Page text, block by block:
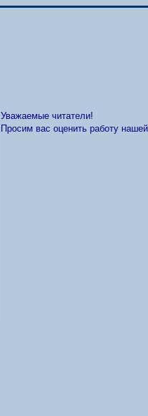
Уважаемые читатели!
Просим вас оценить работу